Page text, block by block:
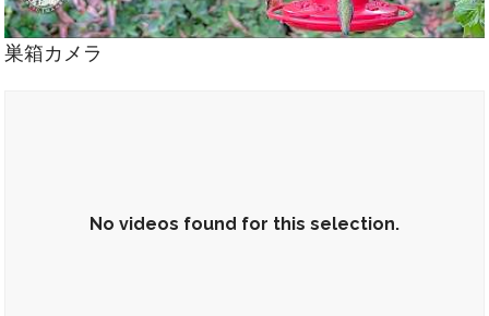
巣箱カメラ
No videos found for this selection.